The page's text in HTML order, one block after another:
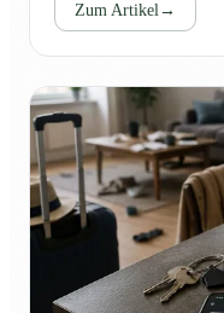
Zum Artikel→